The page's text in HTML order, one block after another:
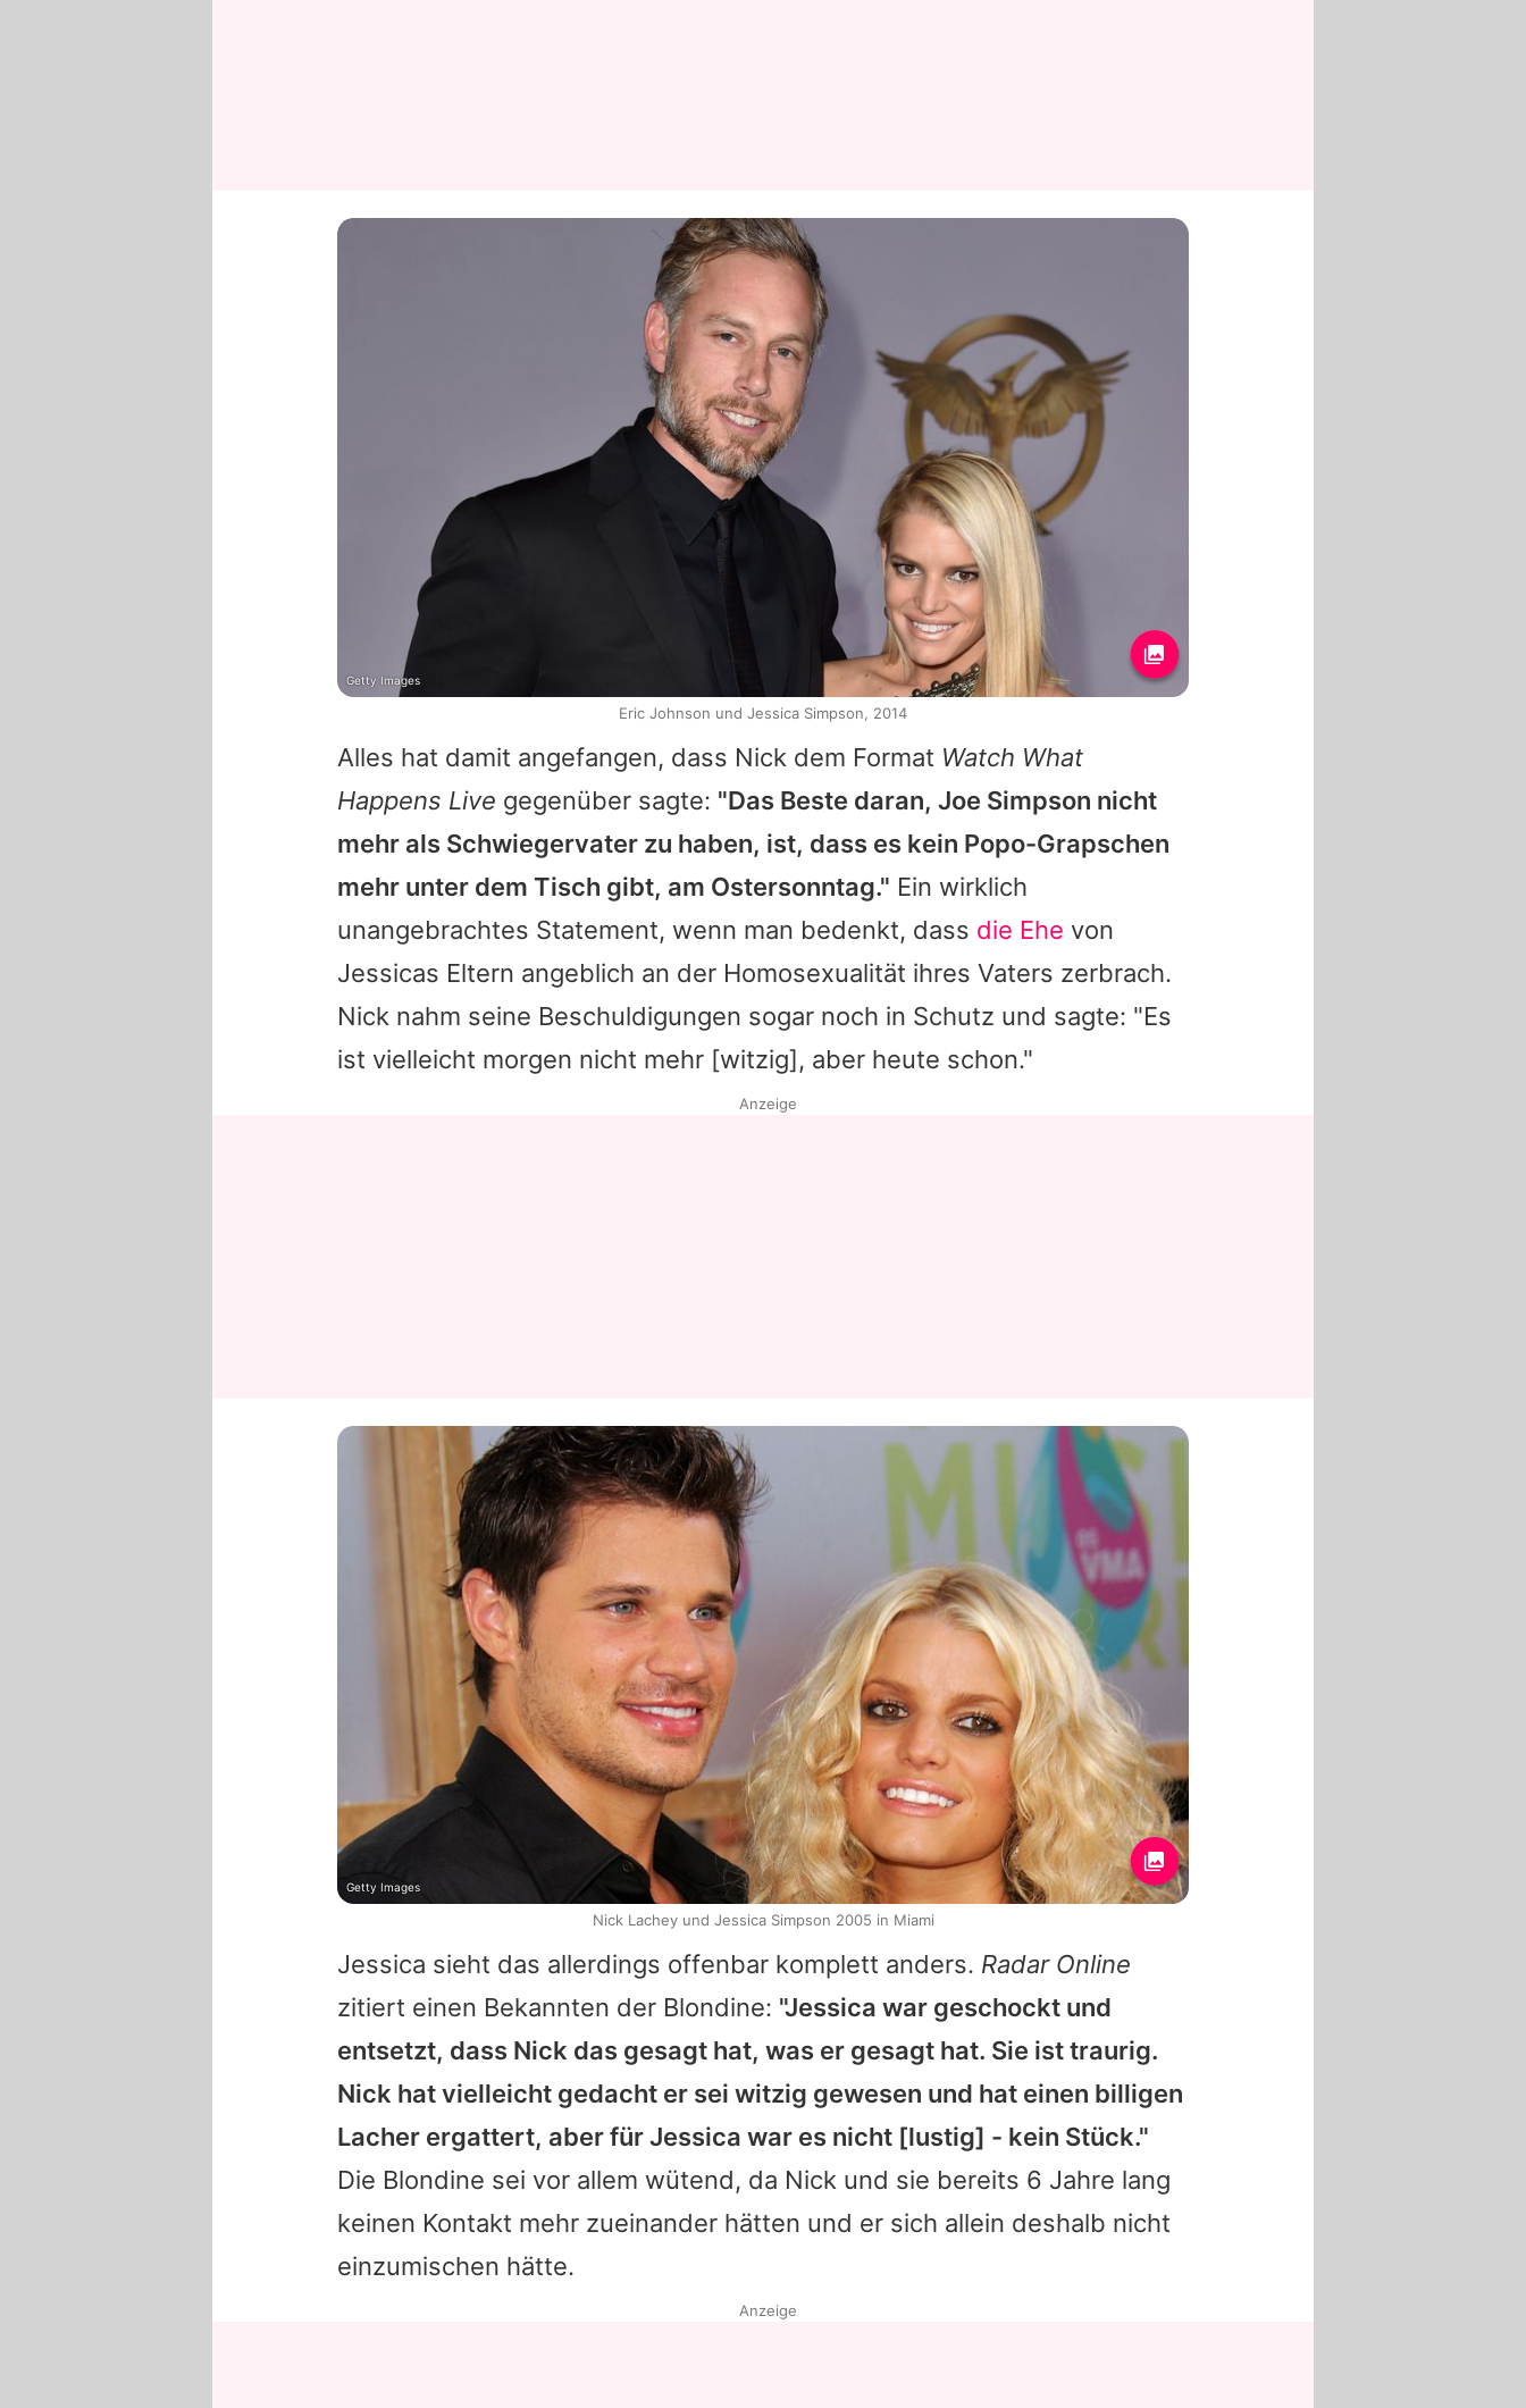
Alles hat damit angefangen, dass Nick dem Format Watch What
Happens Live gegenüber sagte: "Das Beste daran, Joe Simpson nicht
mehr als Schwiegervater zu haben, ist, dass es kein Popo-Grapschen
mehr unter dem Tisch gibt, am Ostersonntag." Ein wirklich
unangebrachtes Statement, wenn man bedenkt, dass die Ehe von
Jessicas Eltern angeblich an der Homosexualität ihres Vaters zerbrach.
Nick nahm seine Beschuldigungen sogar noch in Schutz und sagte: "Es
ist vielleicht morgen nicht mehr [witzig], aber heute schon."
Jessica sieht das allerdings offenbar komplett anders. Radar Online
zitiert einen Bekannten der Blondine: "Jessica war geschockt und
entsetzt, dass Nick das gesagt hat, was er gesagt hat. Sie ist traurig.
Nick hat vielleicht gedacht er sei witzig gewesen und hat einen billigen
Lacher ergattert, aber fürJessica war es nicht [lustig] - kein Stück."
Die Blondine sei vor allem wütend, da Nick und sie bereits 6 Jahre lang
keinen Kontakt mehr zueinander hätten und er sich allein deshalb nicht
einzumischen hätte.
Getty Images
Eric Johnson und Jessica Simpson, 2014
Anzeige
Getty Images
Nick Lachey und Jessica Simpson 2005 in Miami
Anzeige